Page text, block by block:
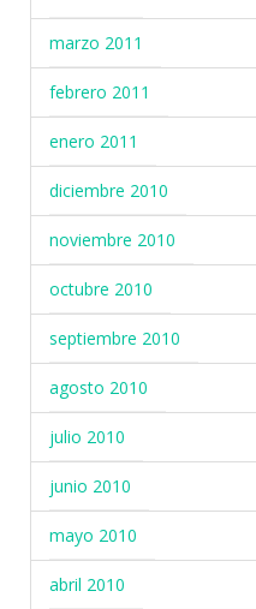
marzo 2011
febrero 2011
enero 2011
diciembre 2010
noviembre 2010
octubre 2010
septiembre 2010
agosto 2010
julio 2010
junio 2010
mayo 2010
abril 2010